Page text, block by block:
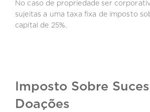
No caso de propriedade ser
sujeitas a uma taxa fixa de imposto
capital de 25%.
Imposto Sobre
Doações